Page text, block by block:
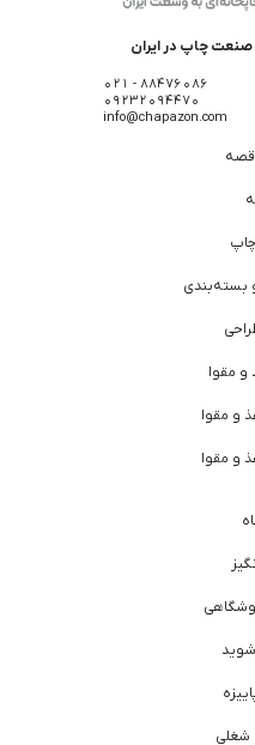
چاپ در ایران
88476086 - 021
09232094470
info@chapazon.com
بسته‌بندی
و مقوا
و مقوا
و مقوا
شغلی